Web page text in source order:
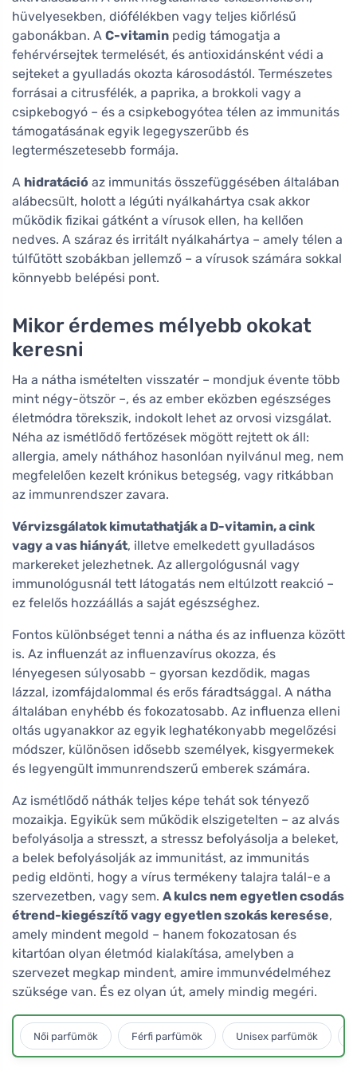
hüvelyesekben, diófélékben vagy teljes kiőrlésű
gabonákban. A C-vitamin pedig támogatja a
fehérvérsejtek termelését, és antioxidánsként védi a
sejteket a gyulladás okozta károsodástól. Természetes
forrásai a citrusfélék, a paprika, a brokkoli vagy a
csipkebogyó – és a csipkebogyótea télen az immunitás
támogatásának egyik legegyszerűbb és
legtermészetesebb formája.
A hidratáció az immunitás összefüggésében általában
alábecsült, holott a légúti nyálkahártya csak akkor
működik fizikai gátként a vírusok ellen, ha kellően
nedves. A száraz és irritált nyálkahártya – amely télen a
túlfűtött szobákban jellemző – a vírusok számára sokkal
könnyebb belépési pont.
Mikor érdemes mélyebb okokat
keresni
Ha a nátha ismételten visszatér – mondjuk évente több
mint négy-ötször –, és az ember eközben egészséges
életmódra törekszik, indokolt lehet az orvosi vizsgálat.
Néha az ismétlődő fertőzések mögött rejtett ok áll:
allergia, amely náthához hasonlóan nyilvánul meg, nem
megfelelően kezelt krónikus betegség, vagy ritkábban
az immunrendszer zavara.
Vérvizsgálatok kimutathatják a D-vitamin, a cink
vagy a vas hiányát, illetve emelkedett gyulladásos
markereket jelezhetnek. Az allergológusnál vagy
immunológusnál tett látogatás nem eltúlzott reakció –
ez felelős hozzáállás a saját egészséghez.
Fontos különbséget tenni a nátha és az influenza között
is. Az influenzát az influenzavírus okozza, és
lényegesen súlyosabb – gyorsan kezdődik, magas
lázzal, izomfájdalommal és erős fáradtsággal. A nátha
általában enyhébb és fokozatosabb. Az influenza elleni
oltás ugyanakkor az egyik leghatékonyabb megelőzési
módszer, különösen idősebb személyek, kisgyermekek
és legyengült immunrendszerű emberek számára.
Az ismétlődő náthák teljes képe tehát sok tényező
mozaikja. Egyikük sem működik elszigetelten – az alvás
befolyásolja a stresszt, a stressz befolyásolja a beleket,
a belek befolyásolják az immunitást, az immunitás
pedig eldönti, hogy a vírus termékeny talajra talál-e a
szervezetben, vagy sem. A kulcs nem egyetlen csodás
étrend-kiegészítő vagy egyetlen szokás keresése,
amely mindent megold – hanem fokozatosan és
kitartóan olyan életmód kialakítása, amelyben a
szervezet megkap mindent, amire immunvédelméhez
szüksége van. És ez olyan út, amely mindig megéri.
Női parfümök Férfi parfümök Unisex parfümök